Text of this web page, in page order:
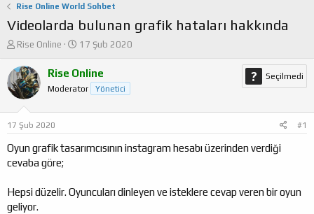
Rise Online World Sohbet
Videolarda bulunan grafik hataları hakkında
K
n
u
y
a
ş
l
a
a
n
Rise Online
B
ş
a
ç
i
17 Şub 2020
Rise Online
Moderator Yönetici
Seçilmedi
17 Şub 2020 #1
Oyun grafik tasarımcısının instagram hesabı üzerinden verdiği
cevaba göre;
Hepsi düzelir. Oyuncuları dinleyen ve isteklere cevap veren bir oyun
geliyor.